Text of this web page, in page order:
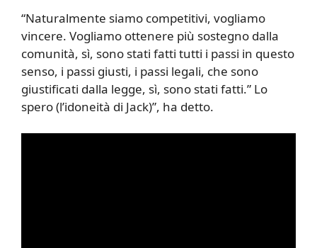
“Naturalmente siamo competitivi, vogliamo
vincere. Vogliamo ottenere più sostegno dalla
comunità, sì, sono stati fatti tutti i passi in questo
senso, i passi giusti, i passi legali, che sono
giustificati dalla legge, sì, sono stati fatti.” Lo
spero (l’idoneità di Jack)”, ha detto.